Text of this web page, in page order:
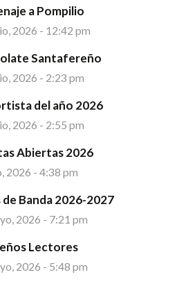
a Pompilio
2026 - 12:42 pm
Santafereño
2026 - 2:23 pm
del año 2026
2026 - 2:55 pm
Abiertas 2026
2026 - 4:38 pm
Banda 2026-2027
2026 - 7:21 pm
Lectores
2026 - 5:48 pm